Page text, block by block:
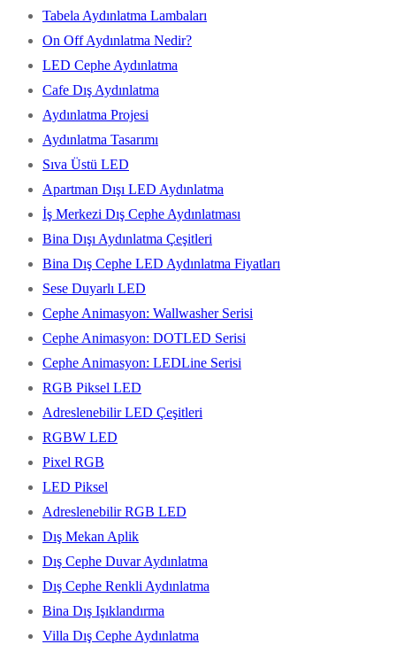
Tabela Aydınlatma Lambaları
On Off Aydınlatma Nedir?
LED Cephe Aydınlatma
Cafe Dış Aydınlatma
Aydınlatma Projesi
Aydınlatma Tasarımı
Sıva Üstü LED
Apartman Dışı LED Aydınlatma
İş Merkezi Dış Cephe Aydınlatması
Bina Dışı Aydınlatma Çeşitleri
Bina Dış Cephe LED Aydınlatma Fiyatları
Sese Duyarlı LED
Cephe Animasyon: Wallwasher Serisi
Cephe Animasyon: DOTLED Serisi
Cephe Animasyon: LEDLine Serisi
RGB Piksel LED
Adreslenebilir LED Çeşitleri
RGBW LED
Pixel RGB
LED Piksel
Adreslenebilir RGB LED
Dış Mekan Aplik
Dış Cephe Duvar Aydınlatma
Dış Cephe Renkli Aydınlatma
Bina Dış Işıklandırma
Villa Dış Cephe Aydınlatma